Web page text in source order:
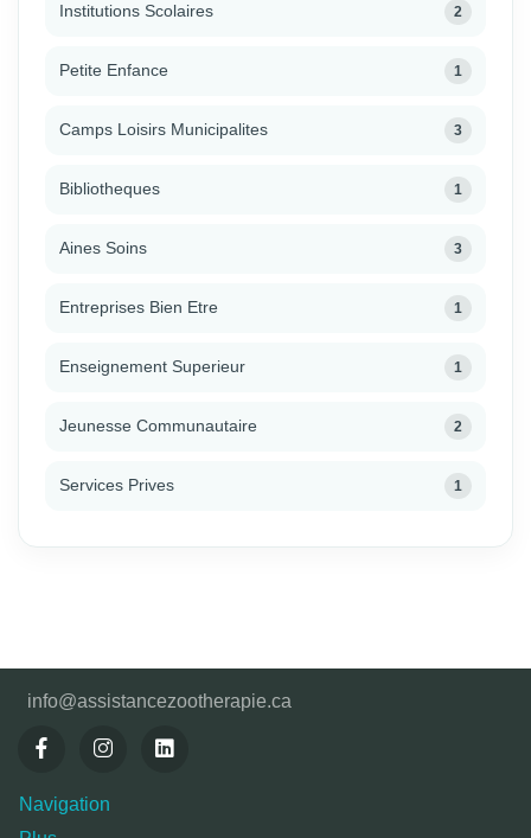
Institutions Scolaires 2
Petite Enfance 1
Camps Loisirs Municipalites 3
Bibliotheques 1
Aines Soins 3
Entreprises Bien Etre 1
Enseignement Superieur 1
Jeunesse Communautaire 2
Services Prives 1
info@assistancezootherapie.ca
Navigation